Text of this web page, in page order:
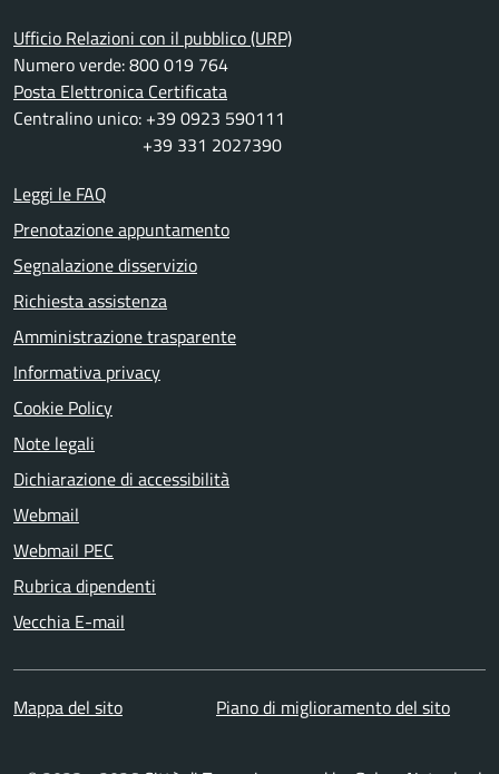
Ufficio Relazioni con il pubblico (URP)
Numero verde: 800 019 764
Posta Elettronica Certificata
Centralino unico: +39 0923 590111
+39 331 2027390
Leggi le FAQ
Prenotazione appuntamento
Segnalazione disservizio
Richiesta assistenza
Amministrazione trasparente
Informativa privacy
Cookie Policy
Note legali
Dichiarazione di accessibilità
Webmail
Webmail PEC
Rubrica dipendenti
Vecchia E-mail
Mappa del sito Piano di miglioramento del sito